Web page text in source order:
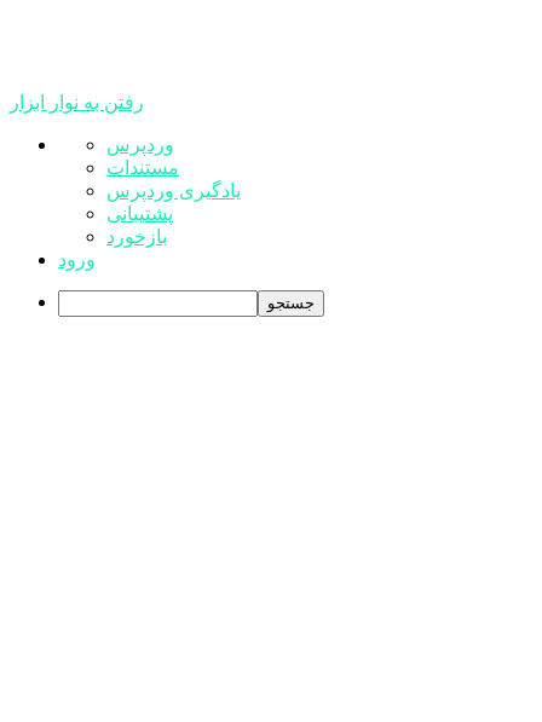
رفتن به نوار ابزار
درباره
وردپرس
وردپرس
مستندات
یادگیری وردپرس
پشتیبانی
بازخورد
ورود
جستجو